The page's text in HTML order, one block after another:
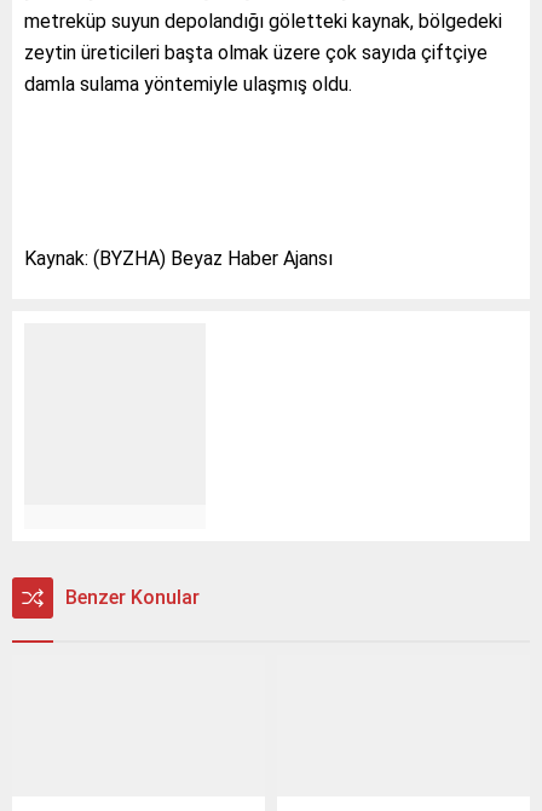
metreküp suyun depolandığı göletteki kaynak, bölgedeki
zeytin üreticileri başta olmak üzere çok sayıda çiftçiye
damla sulama yöntemiyle ulaşmış oldu.
Kaynak: (BYZHA) Beyaz Haber Ajansı
Benzer Konular